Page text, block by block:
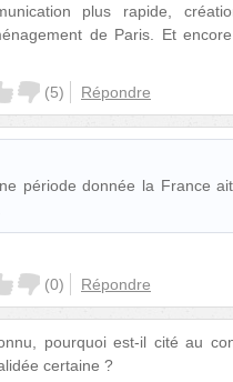
plus rapide,
de Paris. Et
(5) Répondre
période donnée la France
(0) Répondre
pourquoi est-il cité au
certaine ?